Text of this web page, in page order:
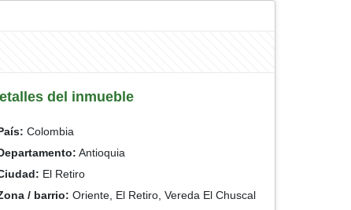
del inmueble
Colombia
Antioquia
El Retiro
/ barrio: Oriente, El Retiro, Vereda El Chuscal